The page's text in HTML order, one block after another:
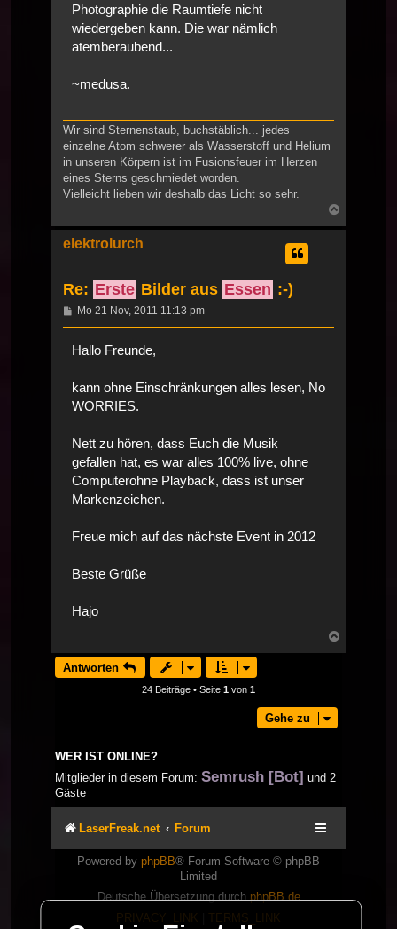
Photographie die Raumtiefe nicht
wiedergeben kann. Die war nämlich
atemberaubend...
~medusa.
Wir sind Sternenstaub, buchstäblich... jedes
einzelne Atom schwerer als Wasserstoff und Helium
in unseren Körpern ist im Fusionsfeuer im Herzen
eines Sterns geschmiedet worden.
Vielleicht lieben wir deshalb das Licht so sehr.
oben
elektrolurch
Re: Erste Bilder aus Essen :-)
Beitrag
Mo 21 Nov, 2011 11:13 pm
Hallo Freunde,
kann ohne Einschränkungen alles lesen, No
WORRIES.
Nett zu hören, dass Euch die Musik
gefallen hat, es war alles 100% live, ohne
Computerohne Playback, dass ist unser
Markenzeichen.
Freue mich auf das nächste Event in 2012
Beste Grüße
Hajo
oben
Antworten
24 Beiträge • Seite 1 von 1
Gehe zu
WER IST ONLINE?
Mitglieder in diesem Forum: Semrush [Bot] und 2
Gäste
LaserFreak.net Forum
Powered by phpBB® Forum Software © phpBB
Limited
Deutsche Übersetzung durchphpBB.de
PRIVACY_LINK
TERMS_LINK